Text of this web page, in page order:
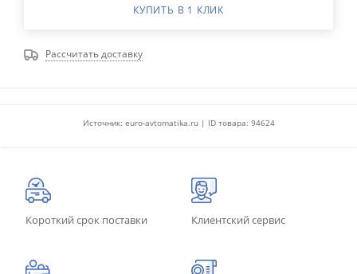
КУПИТЬ В 1 КЛИК
Рассчитать доставку
Источник: euro-avtomatika.ru | ID товара: 94624
Короткий срок поставки Клиентский сервис